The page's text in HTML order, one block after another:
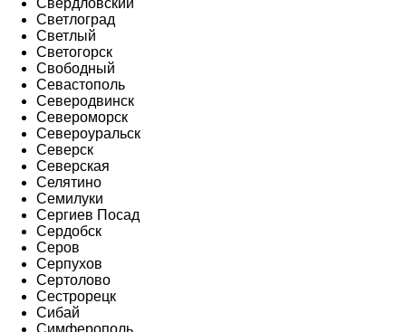
Свердловский
Светлоград
Светлый
Светогорск
Свободный
Севастополь
Северодвинск
Североморск
Североуральск
Северск
Северская
Селятино
Семилуки
Сергиев Посад
Сердобск
Серов
Серпухов
Сертолово
Сестрорецк
Сибай
Симферополь